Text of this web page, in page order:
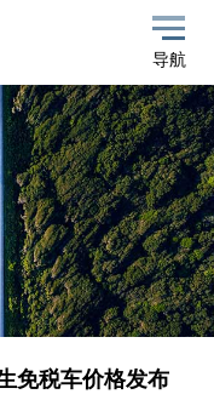
导航
免税车价格发布